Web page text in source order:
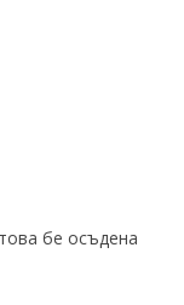
бе осъдена